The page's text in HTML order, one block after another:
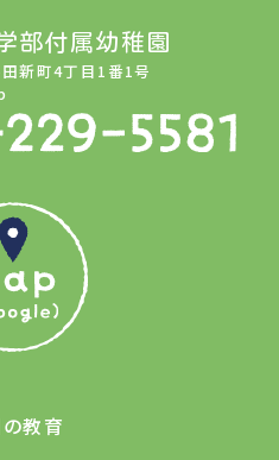
部付属幼稚園
新町4丁目1番1号
教育